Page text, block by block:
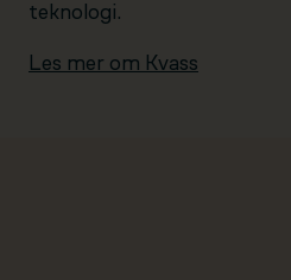
teknologi.
Les mer om Kvass